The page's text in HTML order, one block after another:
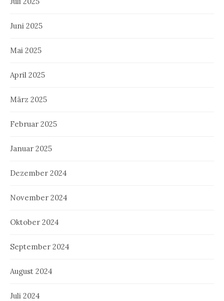
Juni 2025
Mai 2025
April 2025
März 2025
Februar 2025
Januar 2025
Dezember 2024
November 2024
Oktober 2024
September 2024
August 2024
Juli 2024